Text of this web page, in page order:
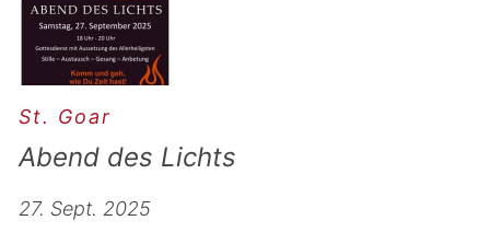
St. Goar
Abend des Lichts
27. Sept. 2025